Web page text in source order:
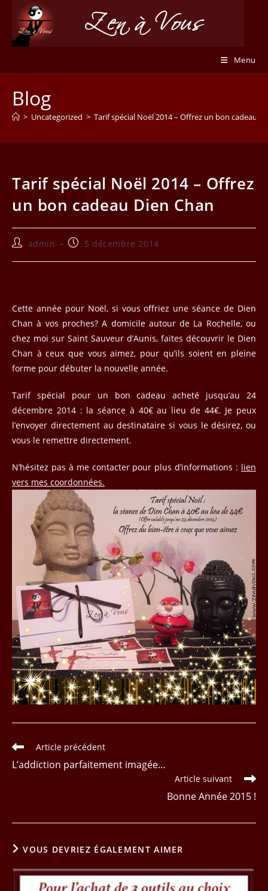
content
Menu
Blog
> Uncategorized > Tarif spécial Noël 2014 – Offrez un bon cadeau
Tarif spécial Noël 2014 – Offrez
un bon cadeau Dien Chan
Auteur/autrice
la
admin
Publication
5 décembre 2014
Cette année pour Noël, si vous offriez une séance de Dien
Chan à vos proches? A domicile autour de La Rochelle, ou
chez moi sur Saint Sauveur d’Aunis, faites découvrir le Dien
Chan à ceux que vous aimez, pour qu’ils soient en pleine
forme pour débuter la nouvelle année.
Tarif spécial pour un bon cadeau acheté jusqu’au 24
décembre 2014 : la séance à 40€ au lieu de 44€. Je peux
l’envoyer directement au destinataire si vous le désirez, ou
vous le remettre directement.
N’hésitez pas à me contacter pour plus d’informations : lien
vers mes coordonnées.
Read
more
articles
Article précédent
L’addiction parfaitement imagée…
Article suivant
Bonne Année 2015 !
VOUS DEVRIEZ ÉGALEMENT AIMER